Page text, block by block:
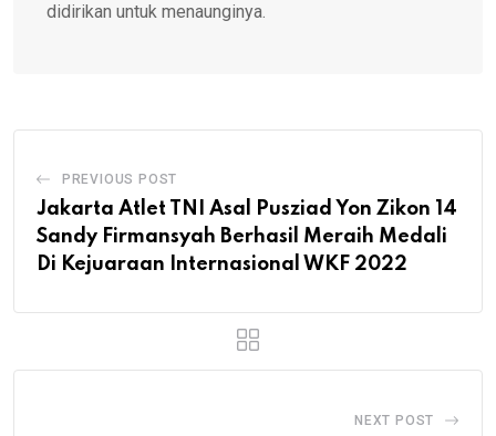
didirikan untuk menaunginya.
PREVIOUS POST
Jakarta Atlet TNI Asal Pusziad Yon Zikon 14
Sandy Firmansyah Berhasil Meraih Medali
Di Kejuaraan Internasional WKF 2022
NEXT POST